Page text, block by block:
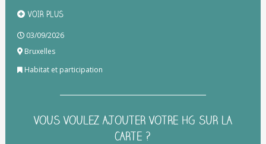
VOIR PLUS
03/09/2026
Bruxelles
Habitat et participation
VOUS VOULEZ AJOUTER VOTRE HG SUR LA
CARTE ?